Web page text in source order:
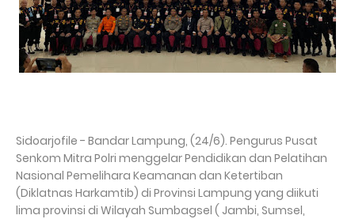
Sidoarjofile - Bandar Lampung, (24/6). Pengurus Pusat
Senkom Mitra Polri menggelar Pendidikan dan Pelatihan
Nasional Pemelihara Keamanan dan Ketertiban
(Diklatnas Harkamtib) di Provinsi Lampung yang diikuti
lima provinsi di Wilayah Sumbagsel ( Jambi, Sumsel,